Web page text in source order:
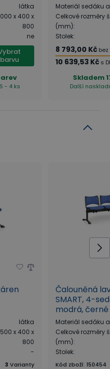
látka
x 400 x
800
ne
barvu
- 4 ks
Materiál sedáku
Celkové rozměry
(mm):
Stolek:
8 793,00 Kč bez
10 639,53 Kč s
Skladem
Další
látka
x 400 x
800
-
3 Varianty
Čalouněná
SMART, 4-
modrá,
Materiál sedáku
Celkové rozměry
(mm):
Stolek:
Kód zboží: 150454